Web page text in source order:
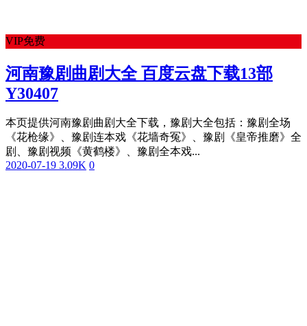
VIP免费
河南豫剧曲剧大全 百度云盘下载13部
Y30407
本页提供河南豫剧曲剧大全下载，豫剧大全包括：豫剧全场
《花枪缘》、豫剧连本戏《花墙奇冤》、豫剧《皇帝推磨》全
剧、豫剧视频《黄鹤楼》、豫剧全本戏...
2020-07-19 3.09K 0